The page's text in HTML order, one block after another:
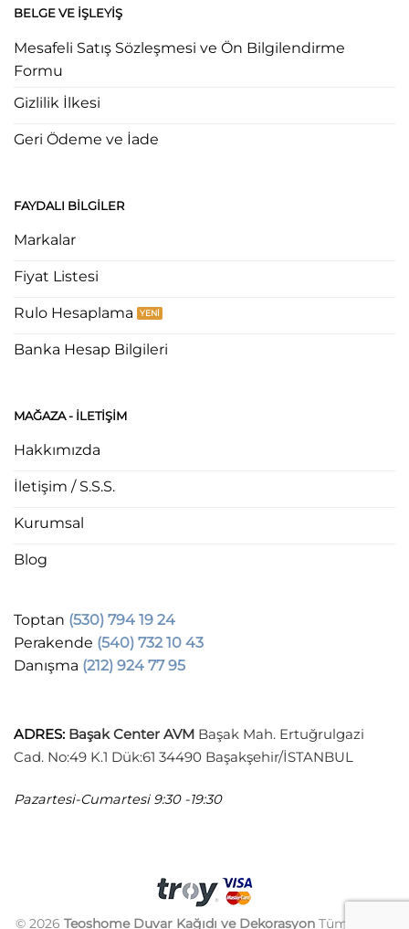
BELGE VE İŞLEYIŞ
Mesafeli Satış Sözleşmesi ve Ön Bilgilendirme
Formu
Gizlilik İlkesi
Geri Ödeme ve İade
FAYDALI BILGILER
Markalar
Fiyat Listesi
Rulo Hesaplama
Banka Hesap Bilgileri
MAĞAZA - ILETIŞIM
Hakkımızda
İletişim / S.S.S.
Kurumsal
Blog
Toptan (530) 794 19 24
Perakende (540) 732 10 43
Danışma (212) 924 77 95
ADRES: Başak Center AVM Başak Mah. Ertuğrulgazi
Cad. No:49 K.1 Dük:61 34490 Başakşehir/İSTANBUL
Pazartesi-Cumartesi 9:30 -19:30
© 2026 Teoshome Duvar Kağıdı ve DekorasyonTüm hakları